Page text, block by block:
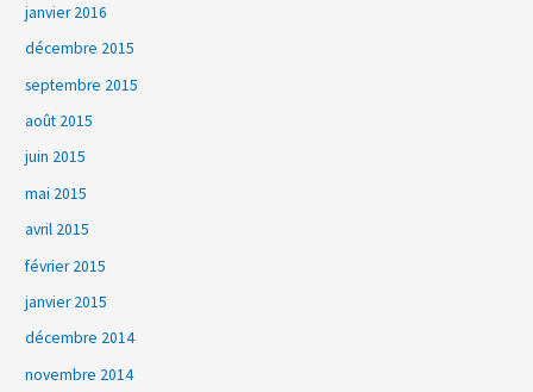
janvier 2016
décembre 2015
septembre 2015
août 2015
juin 2015
mai 2015
avril 2015
février 2015
janvier 2015
décembre 2014
novembre 2014